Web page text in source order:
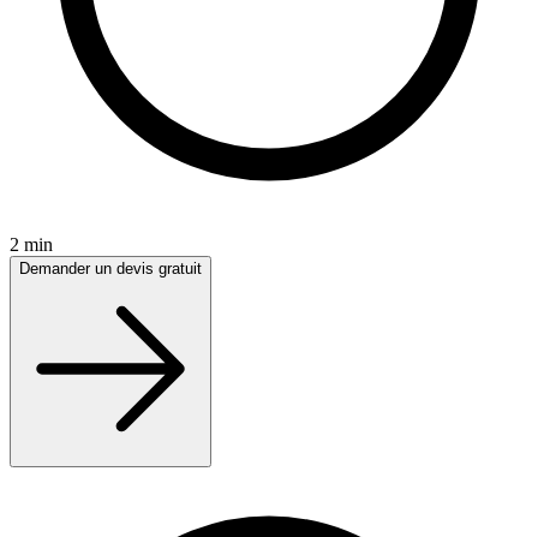
2 min
Demander un devis gratuit